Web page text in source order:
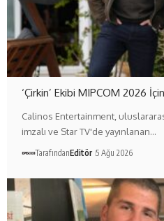
‘Çirkin’ Ekibi MIPCOM 2026
Calinos Entertainment,
imzalı ve Star TV'de yayınlanan…
TarafındanEditör 5 Ağu 2026